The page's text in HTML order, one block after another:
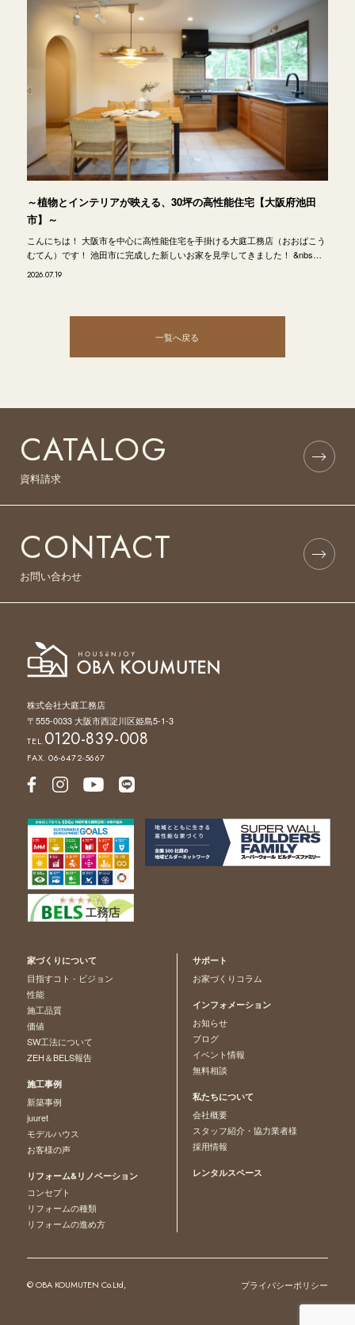
～植物とインテリアが映える、30坪の高性能住宅【大阪府池田
市】～
こんにちは！ 大阪市を中心に高性能住宅を手掛ける大庭工務店（おおばこう
むてん）です！ 池田市に完成した新しいお家を見学してきました！ &nbs…
2026.07.19
一覧へ戻る
CATALOG
資料請求
CONTACT
お問い合わせ
株式会社大庭工務店
〒555-0033 大阪市西淀川区姫島5-1-3
TEL.0120-839-008
FAX. 06-6472-5667
家づくりについて
目指すコト - ビジョン
性能
施工品質
価値
SW工法について
ZEH＆BELS報告
施工事例
新築事例
juuret
モデルハウス
お客様の声
リフォーム&リノベーション
コンセプト
リフォームの種類
リフォームの進め方
サポート
お家づくりコラム
インフォメーション
お知らせ
ブログ
イベント情報
無料相談
私たちについて
会社概要
スタッフ紹介・協力業者様
採用情報
レンタルスペース
© OBA KOUMUTEN Co.Ltd, プライバシーポリシー